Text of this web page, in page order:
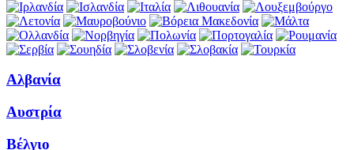
Αλβανία
Αυστρία
Βέλγιο